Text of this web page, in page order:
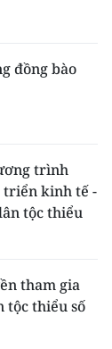
đồng bào
trình
triển kinh tế -
tộc thiểu
tham gia
tộc thiểu số